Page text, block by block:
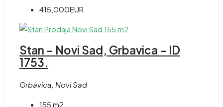
415,000EUR
Stan – Novi Sad, Grbavica – ID
1753.
Grbavica, Novi Sad
155 m2